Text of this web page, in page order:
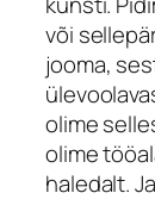
või
jooma,
olime
olime
haledalt.